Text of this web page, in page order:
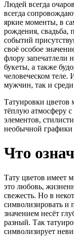
Людей всегда
всегда
яркие моменты, в
рождения,
событий
своё особое
флору запечатлели
букеты, а также
человеческом теле.
мужчин, так и
Татуировки цветов
тёплую атмосферу
элементов,
необычной графики
Что
Тату цветов имеет
это любовь,
свежесть. Но в
символизировать
значением несёт
разный. Так
символизирует